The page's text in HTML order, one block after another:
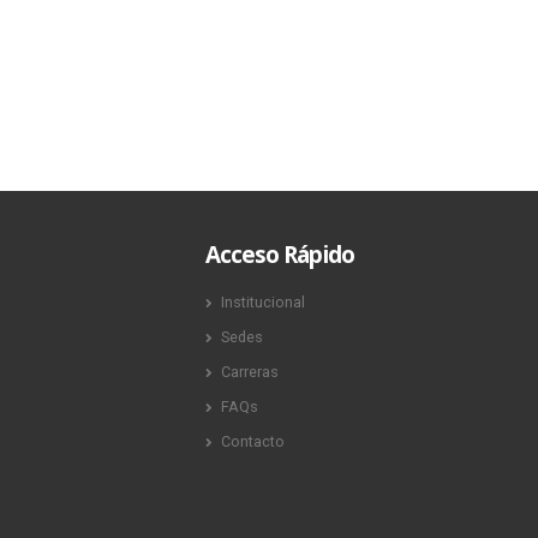
Acceso Rápido
Institucional
Sedes
Carreras
FAQs
Contacto